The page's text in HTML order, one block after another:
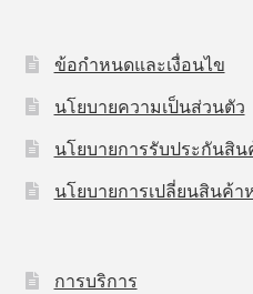
ข้อกำหนดและเงื่อนไข
นโยบายความเป็นส่วนตัว
นโยบายการรับประกันสิน
นโยบายการเปลี่ยนสินค้า
การบริการ